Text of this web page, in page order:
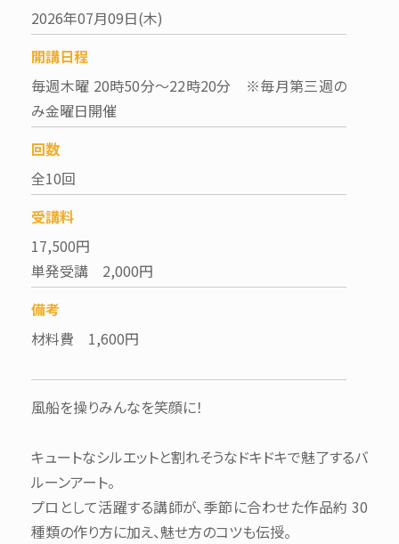
2026年07月09日(木)
開講日程
毎週木曜 20時50分～22時20分 ※毎月第三週の
み金曜日開催
回数
全10回
受講料
17,500円
単発受講 2,000円
備考
材料費 1,600円
風船を操りみんなを笑顔に！
キュートなシルエットと割れそうなドキドキで魅了するバ
ルーンアート。
プロとして活躍する講師が、季節に合わせた作品約 30
種類の作り方に加え、魅せ方のコツも伝授。